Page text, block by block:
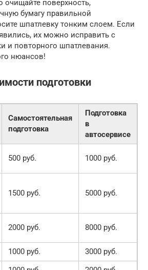
очищайте поверхность,
бумагу правильной
шпатлевку тонким слоем. Если
их можно исправить с
повторного шпатлевания.
нюансов!
подготовки
Самостоятельная
подготовка
Подготовка
в
автосервисе
500 руб. 1000 руб.
1500 руб. 5000 руб.
2000 руб. 8000 руб.
1000 руб.
3000 руб.